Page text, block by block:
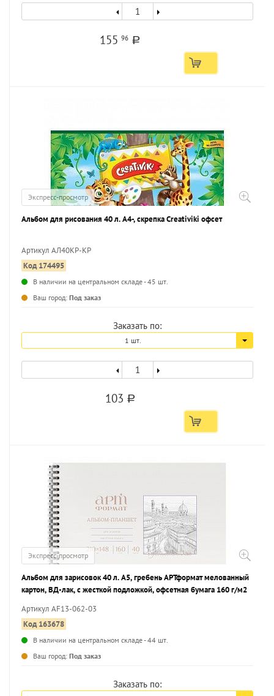
15596 a
Экспресс-просмотр
Альбом для рисования 40 л. А4-, скрепка Creativiki офсет
Артикул АЛ40КР-КР
Код 174495
В наличии на центральном складе - 45 шт.
Ваш город: Под заказ
Заказать по:
1 шт.
103 a
Экспресс-просмотр
Альбом для зарисовок 40 л. А5, гребень АРТформат мелованный
картон, ВД-лак, с жесткой подложкой, офсетная бумага 160 г/м2
Артикул AF13-062-03
Код 163678
В наличии на центральном складе - 44 шт.
Ваш город: Под заказ
Заказать по: